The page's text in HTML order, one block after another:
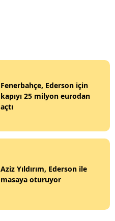
Fenerbahçe, Ederson için
kapıyı 25 milyon eurodan
açtı
Aziz Yıldırım, Ederson ile
masaya oturuyor